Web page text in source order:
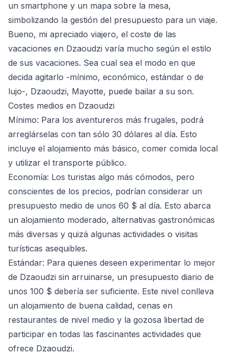
un smartphone y un mapa sobre la mesa,
simbolizando la gestión del presupuesto para un viaje.
Bueno, mi apreciado viajero, el coste de las
vacaciones en Dzaoudzi varía mucho según el estilo
de sus vacaciones. Sea cual sea el modo en que
decida agitarlo -mínimo, económico, estándar o de
lujo-, Dzaoudzi, Mayotte, puede bailar a su son.
Costes medios en Dzaoudzi
Mínimo: Para los aventureros más frugales, podrá
arreglárselas con tan sólo 30 dólares al día. Esto
incluye el alojamiento más básico, comer comida local
y utilizar el transporte público.
Economía: Los turistas algo más cómodos, pero
conscientes de los precios, podrían considerar un
presupuesto medio de unos 60 $ al día. Esto abarca
un alojamiento moderado, alternativas gastronómicas
más diversas y quizá algunas actividades o visitas
turísticas asequibles.
Estándar: Para quienes deseen experimentar lo mejor
de Dzaoudzi sin arruinarse, un presupuesto diario de
unos 100 $ debería ser suficiente. Este nivel conlleva
un alojamiento de buena calidad, cenas en
restaurantes de nivel medio y la gozosa libertad de
participar en todas las fascinantes actividades que
ofrece Dzaoudzi.